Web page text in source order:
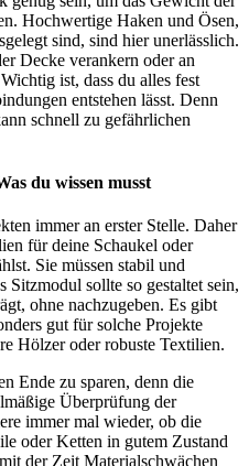
Hochwertige Haken und Ösen,
sind, sind hier unerlässlich.
Decke verankern oder an
ist, dass du alles fest
entstehen lässt. Denn
schnell zu gefährlichen
du wissen musst
immer an erster Stelle. Daher
für deine Schaukel oder
Sie müssen stabil und
Sitzmodul sollte so gestaltet sein,
ohne nachzugeben. Es gibt
gut für solche Projekte
Hölzer oder robuste Textilien.
Ende zu sparen, denn die
Überprüfung der
immer mal wieder, ob die
oder Ketten in gutem Zustand
der Zeit Materialschwächen